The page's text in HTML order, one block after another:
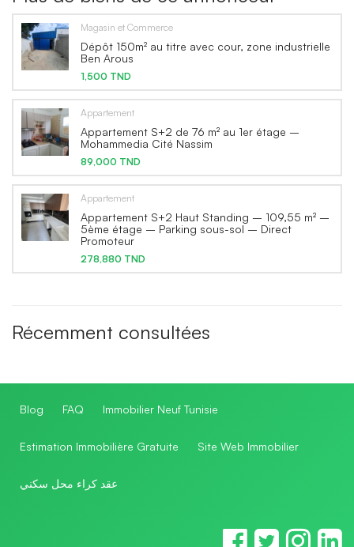
Magasin et Commerce
Dépôt 150m² au titre avec cour, zone industrielle
Ben Arous
1,500 TND
Appartement
Appartement S+2 de 76 m² au 1er étage –
Mohammedia Cité Nassim
89,000 TND
Appartement
Appartement S+2 Haut Standing – 109,55 m² –
5ème étage – Parking sous-sol – Direct
Promoteur
278,880 TND
Récemment consultées
Blog FAQ Immobilier Neuf Tunisie
Estimation Immobilière Gratuite Site Web Immobilier
عقد كراء محل سكني